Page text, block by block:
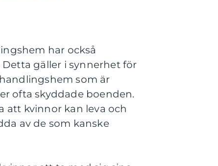
har också
gäller i synnerhet för
som är
ofta skyddade boenden.
att kvinnor kan leva och
av de som kanske